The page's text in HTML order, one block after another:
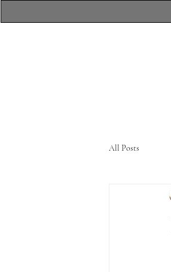
All Posts